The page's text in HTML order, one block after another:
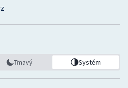
Tmavý Systém